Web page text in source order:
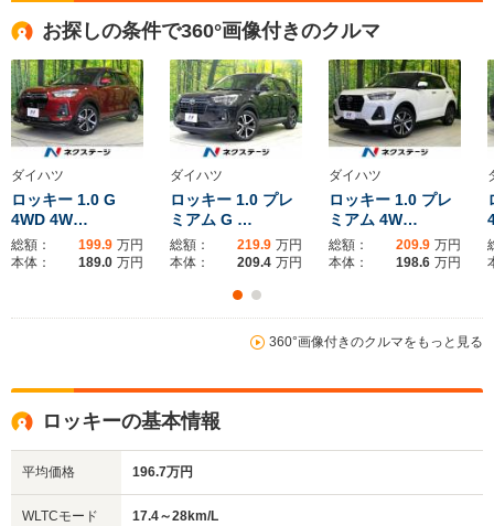
お探しの条件で360°画像付きのクルマ
ダイハツ
ロッキー 1.0 G
4WD 4W…
総額： 199.9 万円
本体：
189.0 万円
ダイハツ
ロッキー 1.0 プレ
ミアム G …
総額： 219.9 万円
本体：
209.4 万円
ダイハツ
ロッキー 1.0 プレ
ミアム 4W…
総額： 209.9 万円
本体：
198.6 万円
360°画像付きのクルマをもっと見る
ロッキーの基本情報
平均価格 196.7万円
WLTCモード
17.4～28km/L